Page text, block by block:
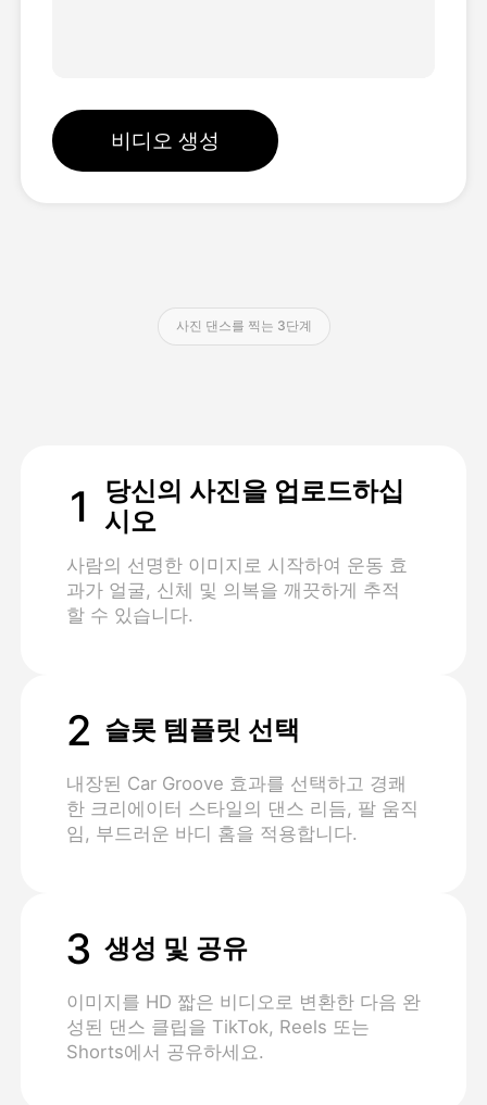
블로그
비디오 생성
사진 댄스를 찍는 3단계
1
당신의 사진을 업로드하십
시오
사람의 선명한 이미지로 시작하여 운동 효
과가 얼굴, 신체 및 의복을 깨끗하게 추적
할 수 있습니다.
2 슬롯 템플릿 선택
내장된 Car Groove 효과를 선택하고 경쾌
한 크리에이터 스타일의 댄스 리듬, 팔 움직
임, 부드러운 바디 홈을 적용합니다.
3 생성 및 공유
이미지를 HD 짧은 비디오로 변환한 다음 완
성된 댄스 클립을 TikTok, Reels 또는
Shorts에서 공유하세요.